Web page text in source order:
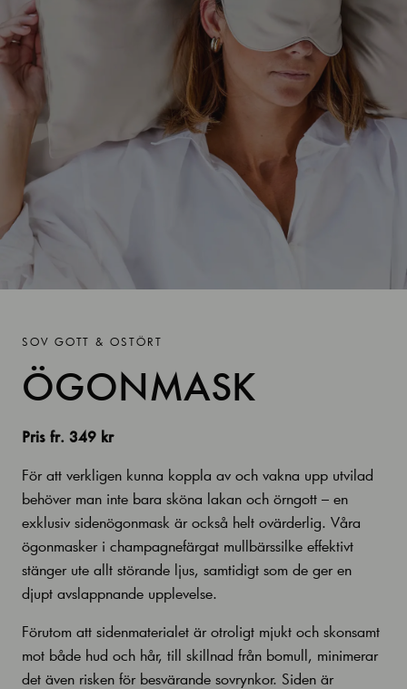
SOV GOTT & OSTÖRT
ÖGONMASK
Pris fr. 349 kr
För att verkligen kunna koppla av och vakna upp utvilad
behöver man inte bara sköna lakan och örngott – en
exklusiv sidenögonmask är också helt ovärderlig. Våra
ögonmasker i champagnefärgat mullbärssilke effektivt
stänger ute allt störande ljus, samtidigt som de ger en
djupt avslappnande upplevelse.
Förutom att sidenmaterialet är otroligt mjukt och skonsamt
mot både hud och hår, till skillnad från bomull, minimerar
det även risken för besvärande sovrynkor. Siden är